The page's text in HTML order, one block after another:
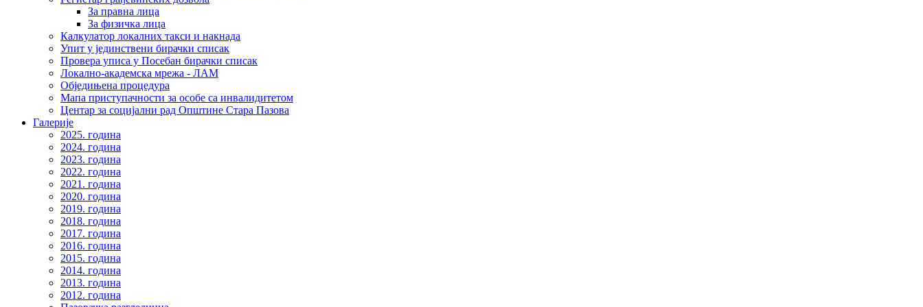
За правна лица
За физичка лица
Калкулатор локалних такси и накнада
Упит у јединствени бирачки списак
Провера уписа у Посебан бирачки списак
Локално-академска мрежа - ЛАМ
Обједињена процедура
Мапа приступачности за особе са инвалидитетом
Центар за социјални рад Општине Стара Пазова
Галерије
2025. година
2024. година
2023. година
2022. година
2021. година
2020. година
2019. година
2018. година
2017. година
2016. година
2015. година
2014. година
2013. година
2012. година